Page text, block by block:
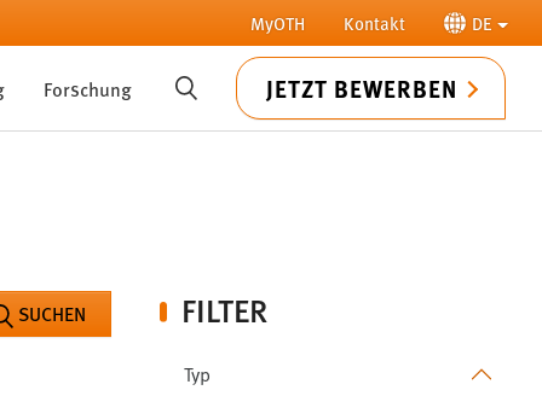
MyOTH Kontakt DE
Forschung SUCHE JETZT BEWERBEN
FILTER
Typ
SUCHEN